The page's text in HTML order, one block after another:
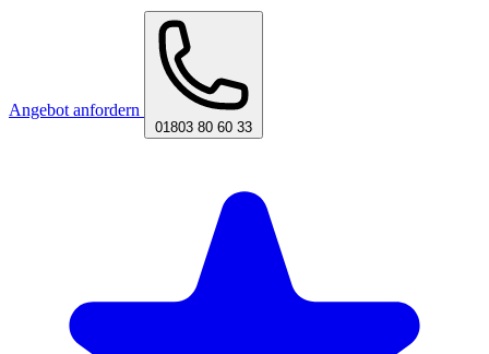
Angebot anfordern
01803 80 60 33